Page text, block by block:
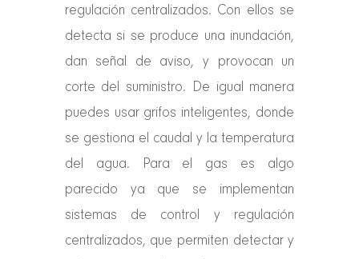
regulación centralizados. Con ellos se
detecta si se produce una inundación,
dan señal de aviso, y provocan un
corte del suministro. De igual manera
puedes usar grifos inteligentes, donde
se gestiona el caudal y la temperatura
del agua. Para el gas es algo
parecido ya que se implementan
sistemas de control y regulación
centralizados, que permiten detectar y